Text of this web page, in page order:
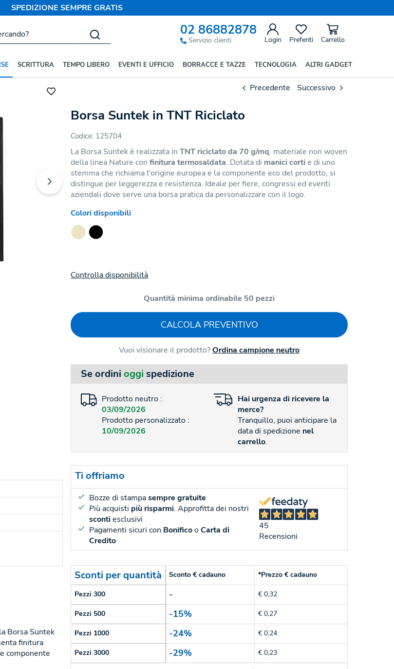
SPEDIZIONE SEMPRE GRATIS
02 86882878
Servizio clienti Login Preferiti Carrello
SCRITTURA TEMPO LIBERO EVENTI E UFFICIO BORRACCE E TAZZE TECNOLOGIA ALTRI GADGET
Precedente Successivo
Borsa Suntek in TNT Riciclato
Codice: 125704
La Borsa Suntek è realizzata in TNT riciclato da 70 g/mq, materiale non woven
della linea Nature con finitura termosaldata. Dotata di manici cortie di uno
stemma che richiama l'origine europea e la componente eco del prodotto, si
distingue per leggerezza e resistenza. Ideale per fiere, congressi ed eventi
aziendali dove serve una borsa pratica da personalizzare con il logo.
Colori disponibili
Controlla disponibilità
Quantità minima ordinabile 50 pezzi
CALCOLA PREVENTIVO
Vuoi visionare il prodotto?Ordina campione neutro
Se ordini oggi spedizione
Prodotto neutro :
03/09/2026
Prodotto personalizzato :
10/09/2026
Hai urgenza di ricevere la
merce?
Tranquillo, puoi anticipare la
data di spedizione nel
carrello.
Borsa Suntek
finitura
componente
Ti offriamo
Bozze di stampasempre gratuite
Più acquisti più risparmi. Approfitta dei nostri
scontiesclusivi
Pagamenti sicuri con BonificooCarta di
Credito
45
Recensioni
Sconti per quantità Sconto € cadauno *Prezzo € cadauno
Pezzi 300 - € 0,32
Pezzi 500 -15% € 0,27
Pezzi 1000 -24% € 0,24
Pezzi 3000 -29% € 0,23